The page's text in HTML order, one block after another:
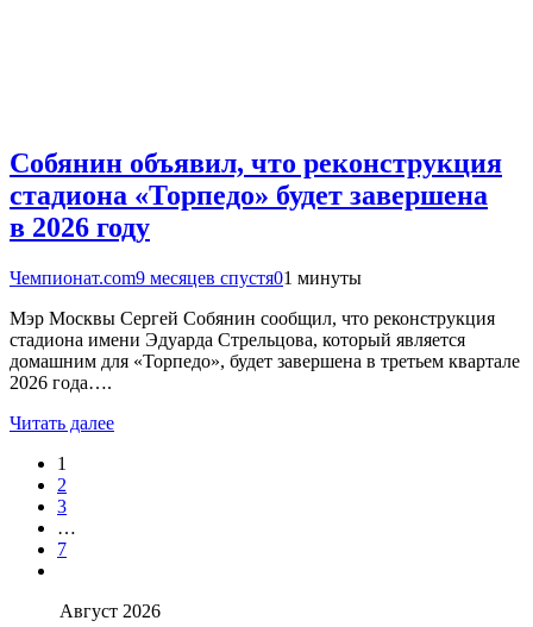
Собянин объявил, что реконструкция
стадиона «Торпедо» будет завершена
в 2026 году
Чемпионат.com9 месяцев спустя01 минуты
Мэр Москвы Сергей Собянин сообщил, что реконструкция
стадиона имени Эдуарда Стрельцова, который является
домашним для «Торпедо», будет завершена в третьем квартале
2026 года….
Читать далее
1
2
3
…
7
Август 2026